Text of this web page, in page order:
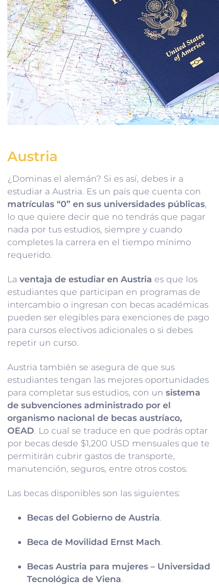
Austria
¿Dominas el alemán? Si es así, debes ir a
estudiar a Austria. Es un país que cuenta con
matrículas “0” en sus universidades públicas,
lo que quiere decir que no tendrás que pagar
nada por tus estudios, siempre y cuando
completes la carrera en el tiempo mínimo
requerido.
La ventaja de estudiar en Austria es que los
estudiantes que participan en programas de
intercambio o ingresan con becas académicas
pueden ser elegibles para exenciones de pago
para cursos electivos adicionales o si debes
repetir un curso.
Austria también se asegura de que sus
estudiantes tengan las mejores oportunidades
para completar sus estudios, con un sistema
de subvenciones administrado por el
organismo nacional de becas austríaco,
OEAD. Lo cual se traduce en que podrás optar
por becas desde $1,200 USD mensuales que te
permitirán cubrir gastos de transporte,
manutención, seguros, entre otros costos.
Las becas disponibles son las siguientes:
Becas del Gobierno de Austria.
Beca de Movilidad Ernst Mach.
Becas Austria para mujeres – Universidad
Tecnológica de Viena.